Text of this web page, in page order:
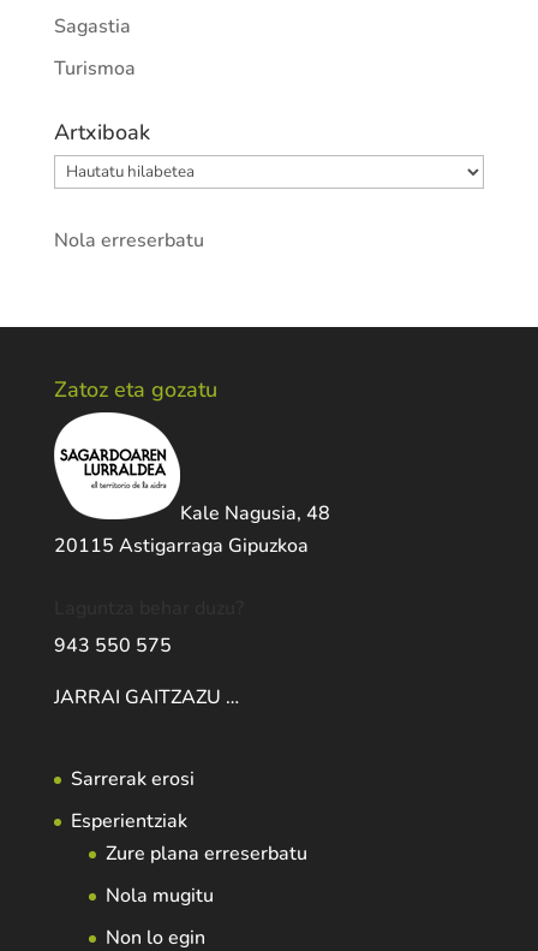
Sagastia
Turismoa
Artxiboak
Artxiboak
Nola erreserbatu
Zatoz eta gozatu
Kale Nagusia, 48
20115 Astigarraga Gipuzkoa
943 550 575
JARRAI GAITZAZU …
Sarrerak erosi
Esperientziak
Zure plana erreserbatu
Nola mugitu
Non lo egin